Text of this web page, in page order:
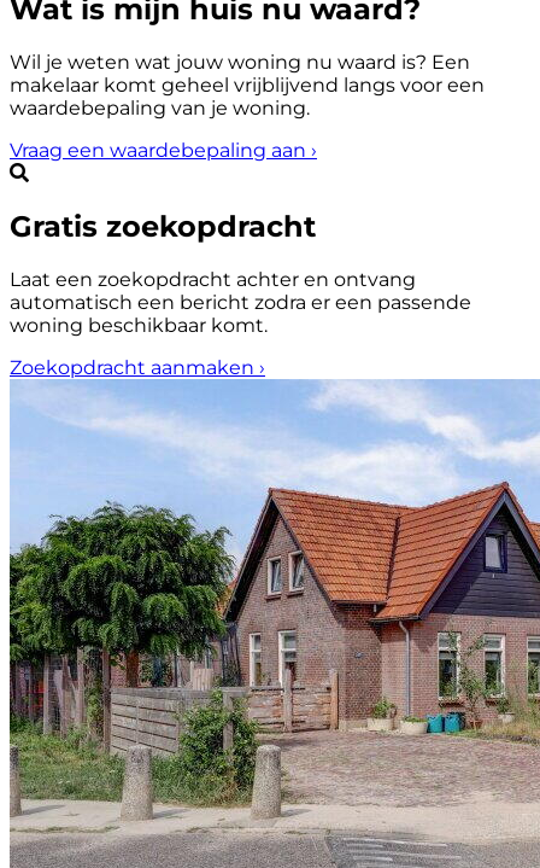
Wat is mijn huis nu waard?
Wil je weten wat jouw woning nu waard is? Een
makelaar komt geheel vrijblijvend langs voor een
waardebepaling van je woning.
Vraag een waardebepaling aan ›
Gratis zoekopdracht
Laat een zoekopdracht achter en ontvang
automatisch een bericht zodra er een passende
woning beschikbaar komt.
Zoekopdracht aanmaken ›